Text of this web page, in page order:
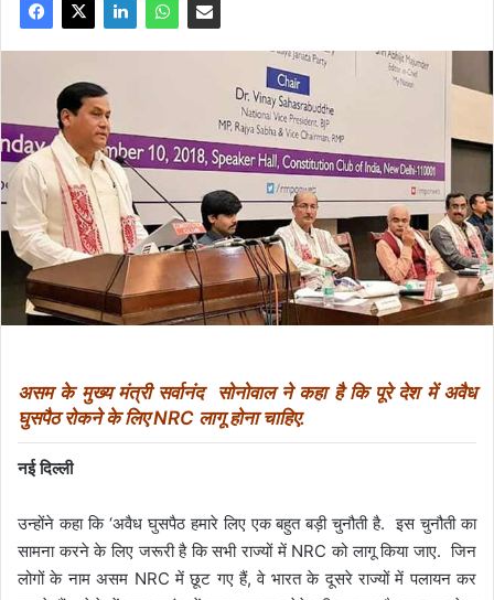
असम के मुख्य मंत्री सर्वानंद सोनोवाल ने कहा है कि पूरे देश में अवैध
घुसपैठ रोकने के लिए NRC लागू होना चाहिए.
नई दिल्ली
उन्होंने कहा कि ‘अवैध घुसपैठ हमारे लिए एक बहुत बड़ी चुनौती है. इस चुनौती का
सामना करने के लिए जरूरी है कि सभी राज्यों में NRC को लागू किया जाए. जिन
लोगों के नाम असम NRC में छूट गए हैं, वे भारत के दूसरे राज्यों में पलायन कर